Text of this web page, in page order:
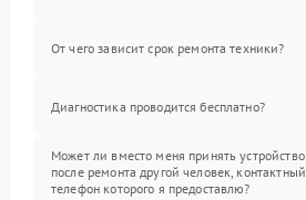
От чего зависит срок ремонта техники?
Диагностика проводится бесплатно?
Может ли вместо меня принять устройство
после ремонта другой человек, контактный
телефон которого я предоставлю?